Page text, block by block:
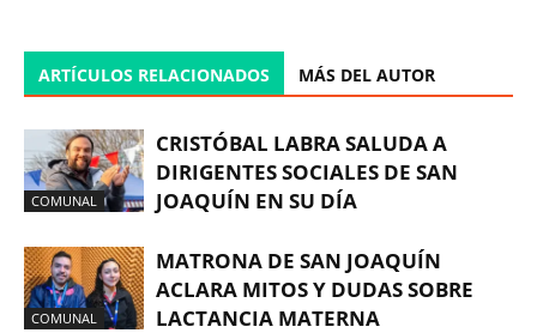
ARTÍCULOS RELACIONADOS MÁS DEL AUTOR
COMUNAL
CRISTÓBAL LABRA SALUDA A
DIRIGENTES SOCIALES DE SAN
JOAQUÍN EN SU DÍA
COMUNAL
MATRONA DE SAN JOAQUÍN
ACLARA MITOS Y DUDAS SOBRE
LACTANCIA MATERNA